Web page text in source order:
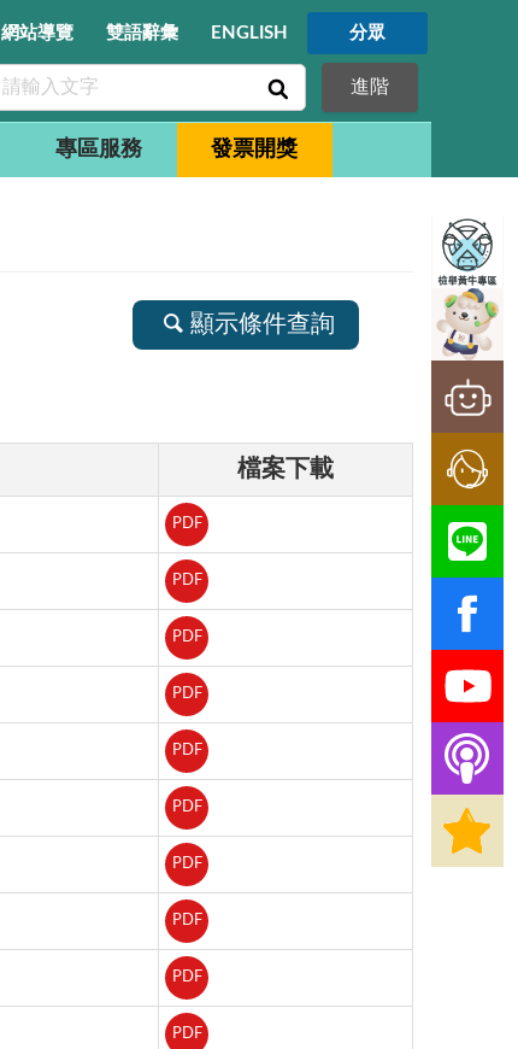
網站導覽 雙語辭彙 ENGLISH 分眾
進階
專區服務 發票開獎
顯示條件查詢
檔案下載
PDF
PDF
PDF
PDF
PDF
PDF
PDF
PDF
PDF
PDF